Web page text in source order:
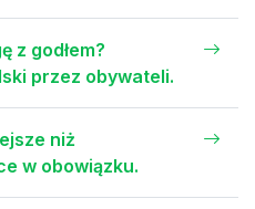
z godłem?
przez obywateli.
niż
w obowiązku.